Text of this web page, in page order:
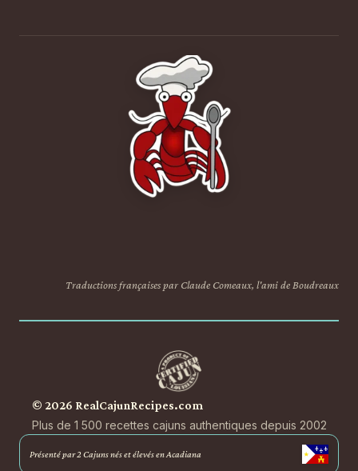
Traductions françaises par Claude Comeaux, l'ami de Boudreaux
© 2026 RealCajunRecipes.com
Plus de 1 500 recettes cajuns authentiques depuis 2002
Présenté par 2 Cajuns nés et élevés en Acadiana